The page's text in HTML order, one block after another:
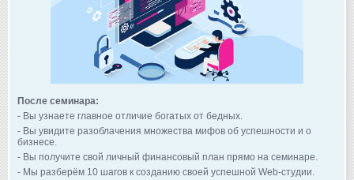
После семинара:
- Вы узнаете главное отличие богатых от бедных.
- Вы увидите разоблачения множества мифов об успешности и о
бизнесе.
- Вы получите свой личный финансовый план прямо на семинаре.
- Мы разберём 10 шагов к созданию своей успешной Web-студии.